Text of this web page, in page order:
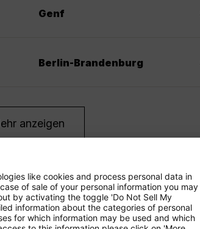
Genf
Berlin-Brandenburg
anzeigen